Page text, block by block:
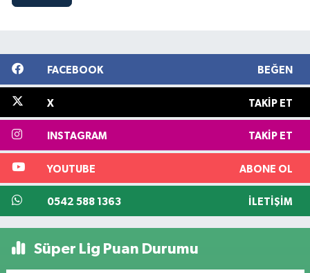
FACEBOOK BEĞEN
X TAKIP ET
INSTAGRAM TAKIP ET
YOUTUBE ABONE OL
0542 588 1363 İLETIŞIM
Süper Lig Puan Durumu